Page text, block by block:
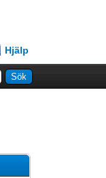
Hjälp